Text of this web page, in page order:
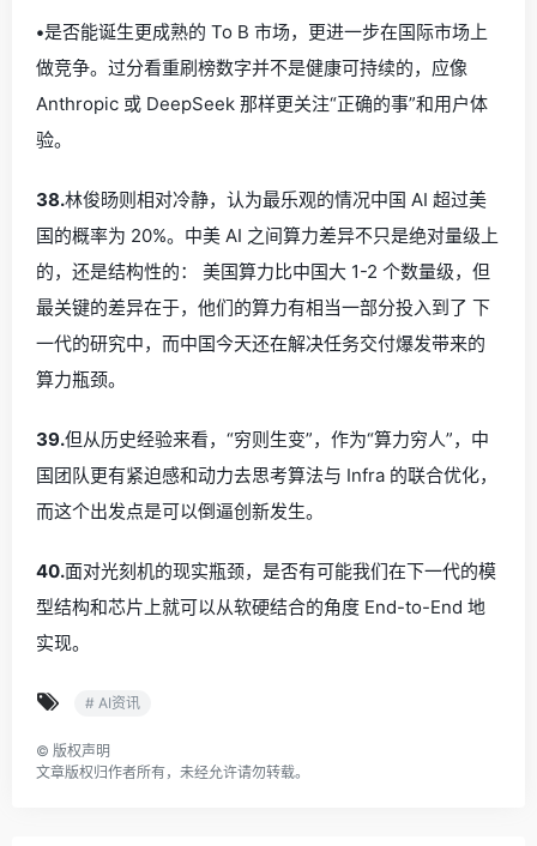
•是否能诞生更成熟的 To B 市场，更进一步在国际市场上
做竞争。过分看重刷榜数字并不是健康可持续的，应像
Anthropic 或 DeepSeek 那样更关注“正确的事”和用户体
验。
38.林俊旸则相对冷静，认为最乐观的情况中国 AI 超过美
国的概率为 20%。中美 AI 之间算力差异不只是绝对量级上
的，还是结构性的： 美国算力比中国大 1-2 个数量级，但
最关键的差异在于，他们的算力有相当一部分投入到了 下
一代的研究中，而中国今天还在解决任务交付爆发带来的
算力瓶颈。
39.但从历史经验来看，“穷则生变”，作为“算力穷人”，中
国团队更有紧迫感和动力去思考算法与 Infra 的联合优化，
而这个出发点是可以倒逼创新发生。
40.面对光刻机的现实瓶颈，是否有可能我们在下一代的模
型结构和芯片上就可以从软硬结合的角度 End-to-End 地
实现。
# AI资讯
© 版权声明
文章版权归作者所有，未经允许请勿转载。